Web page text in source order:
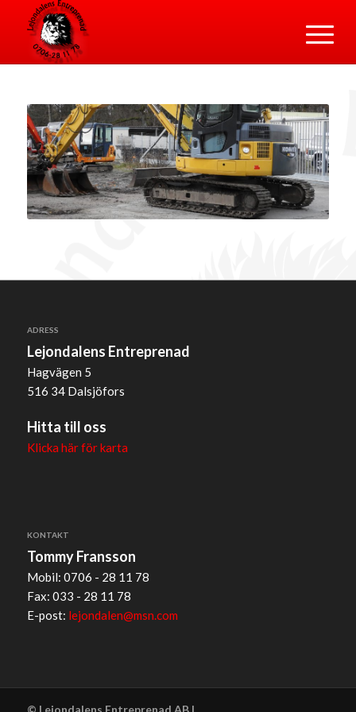
ADRESS
Lejondalens Entreprenad
Hagvägen 5
516 34 Dalsjöfors
Hitta till oss
Klicka här för karta
KONTAKT
Tommy Fransson
Mobil: 0706 - 28 11 78
Fax: 033 - 28 11 78
E-post: lejondalen@msn.com
© Lejondalens Entreprenad AB |